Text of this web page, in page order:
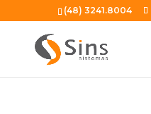
(48) 3241.8004